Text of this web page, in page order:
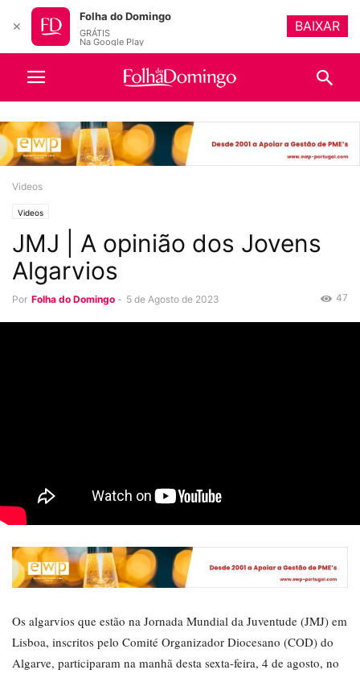
Videos
Videos
JMJ | A opinião dos Jovens
Algarvios
Por Folha do Domingo - 5 de Agosto de 2023 47
Os algarvios que estão na Jornada Mundial da Juventude (JMJ) em
Lisboa, inscritos pelo Comité Organizador Diocesano (COD) do
Algarve, participaram na manhã desta sexta-feira, 4 de agosto, no
✕
Folha do Domingo
GRÁTIS
Na Google Play
BAIXAR